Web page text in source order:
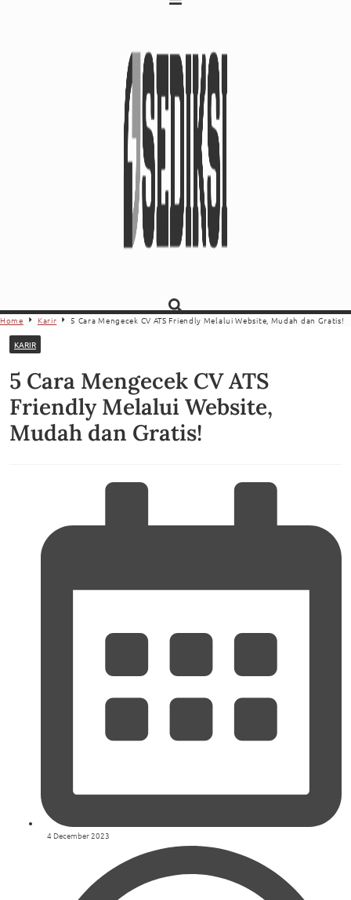
Home Karir 5 Cara Mengecek CV ATS Friendly Melalui Website, Mudah dan Gratis!
KARIR
5 Cara Mengecek CV ATS
Friendly Melalui Website,
Mudah dan Gratis!
4 December 2023